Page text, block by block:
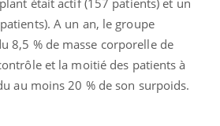
A un an, le groupe
8,5 % de masse corporelle de
et la moitié des patients à
au moins 20 % de son surpoids.